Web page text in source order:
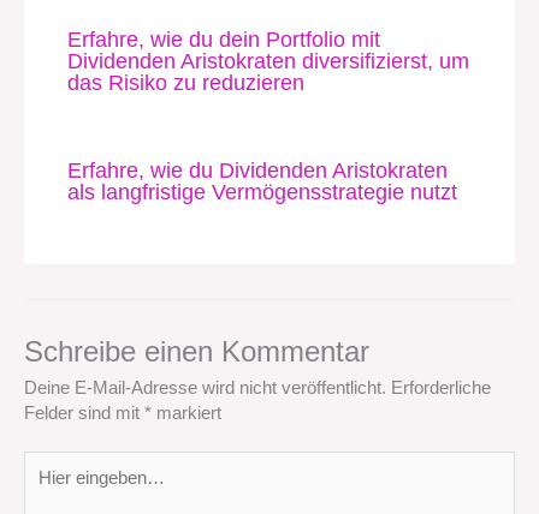
Erfahre, wie du dein Portfolio mit
Dividenden Aristokraten diversifizierst, um
das Risiko zu reduzieren
Erfahre, wie du Dividenden Aristokraten
als langfristige Vermögensstrategie nutzt
Schreibe einen Kommentar
Deine E-Mail-Adresse wird nicht veröffentlicht. Erforderliche
Felder sind mit * markiert
eingeben…